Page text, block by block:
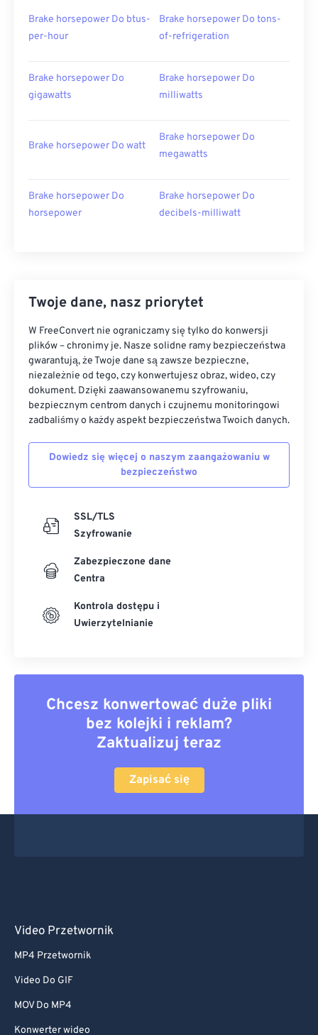
Brake horsepower Do btus-
per-hour
Brake horsepower Do tons-
of-refrigeration
Brake horsepower Do
gigawatts
Brake horsepower Do
milliwatts
Brake horsepower Do watt
Brake horsepower Do
megawatts
Brake horsepower Do
horsepower
Brake horsepower Do
decibels-milliwatt
Twoje dane, nasz priorytet
W FreeConvert nie ograniczamy się tylko do konwersji
plików – chronimy je. Nasze solidne ramy bezpieczeństwa
gwarantują, że Twoje dane są zawsze bezpieczne,
niezależnie od tego, czy konwertujesz obraz, wideo, czy
dokument. Dzięki zaawansowanemu szyfrowaniu,
bezpiecznym centrom danych i czujnemu monitoringowi
zadbaliśmy o każdy aspekt bezpieczeństwa Twoich danych.
Dowiedz się więcej o naszym zaangażowaniu w
bezpieczeństwo
SSL/TLS
Szyfrowanie
Zabezpieczone dane
Centra
Kontrola dostępu i
Uwierzytelnianie
Chcesz konwertować duże pliki
bez kolejki i reklam?
Zaktualizuj teraz
Zapisać się
Video Przetwornik
MP4 Przetwornik
Video Do GIF
MOV Do MP4
Konwerter wideo